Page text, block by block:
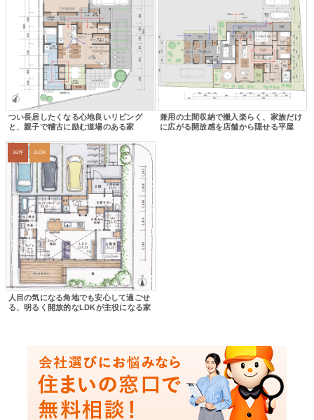
つい長居したくなる心地良いリビング
と、親子で稽古に励む道場のある家
兼用の土間収納で搬入楽らく、家族だけ
に広がる開放感を店舗から隠せる平屋
36坪 2LDK
人目の気になる角地でも安心して過ごせ
る、明るく開放的なLDKが主役になる家